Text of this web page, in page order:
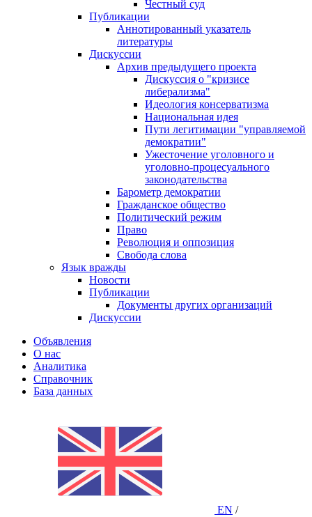
Честный суд
Публикации
Аннотированный указатель
литературы
Дискуссии
Архив предыдущего проекта
Дискуссия о "кризисе
либерализма"
Идеология консерватизма
Национальная идея
Пути легитимации "управляемой
демократии"
Ужесточение уголовного и
уголовно-процесуального
законодательства
Барометр демократии
Гражданское общество
Политический режим
Право
Революция и оппозиция
Свобода слова
Язык вражды
Новости
Публикации
Документы других организаций
Дискуссии
Объявления
О нас
Аналитика
Справочник
База данных
EN /